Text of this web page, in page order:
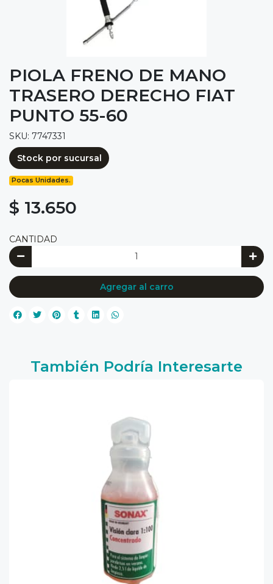
PIOLA FRENO DE MANO
TRASERO DERECHO FIAT
PUNTO 55-60
SKU: 7747331
Stock por sucursal
Pocas Unidades.
$ 13.650
CANTIDAD
Agregar al carro
También Podría Interesarte